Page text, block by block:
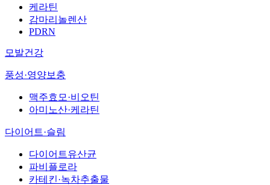
케라틴
감마리놀렌산
PDRN
모발건강
풍성·영양보충
맥주효모·비오틴
아미노산·케라틴
다이어트·슬림
다이어트유산균
파비플로라
카테킨·녹차추출물